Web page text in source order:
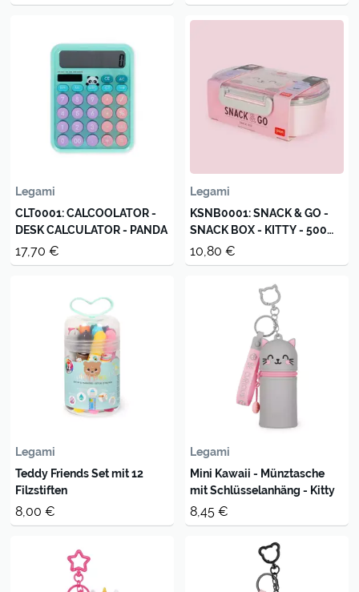
Legami
CLT0001: CALCOOLATOR -
DESK CALCULATOR - PANDA
17,70 €
Legami
KSNB0001: SNACK & GO -
SNACK BOX - KITTY - 500
ML
10,80 €
Legami
Teddy Friends Set mit 12
Filzstiften
8,00 €
Legami
Mini Kawaii - Münztasche
mit Schlüsselanhäng - Kitty
8,45 €